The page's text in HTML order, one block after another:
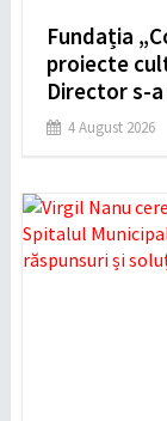
Fundația
proiecte
Director s-
4 August 2026